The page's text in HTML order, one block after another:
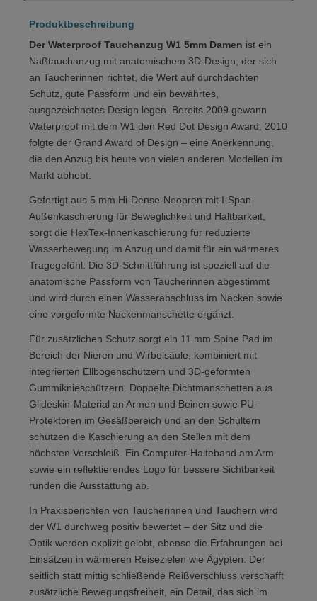
Produktbeschreibung
Der Waterproof Tauchanzug W1 5mm Damen ist ein
Naßtauchanzug mit anatomischem 3D-Design, der sich
an Taucherinnen richtet, die Wert auf durchdachten
Schutz, gute Passform und ein bewährtes,
ausgezeichnetes Design legen. Bereits 2009 gewann
Waterproof mit dem W1 den Red Dot Design Award, 2010
folgte der Grand Award of Design – eine Anerkennung,
die den Anzug bis heute von vielen anderen Modellen im
Markt abhebt.
Gefertigt aus 5 mm Hi-Dense-Neopren mit I-Span-
Außenkaschierung für Beweglichkeit und Haltbarkeit,
sorgt die HexTex-Innenkaschierung für reduzierte
Wasserbewegung im Anzug und damit für ein wärmeres
Tragegefühl. Die 3D-Schnittführung ist speziell auf die
anatomische Passform von Taucherinnen abgestimmt
und wird durch einen Wasserabschluss im Nacken sowie
eine vorgeformte Nackenmanschette ergänzt.
Für zusätzlichen Schutz sorgt ein 11 mm Spine Pad im
Bereich der Nieren und Wirbelsäule, kombiniert mit
integrierten Ellbogenschützern und 3D-geformten
Gummiknieschützern. Doppelte Dichtmanschetten aus
Glideskin-Material an Armen und Beinen sowie PU-
Protektoren im Gesäßbereich und an den Schultern
schützen die Kaschierung an den Stellen mit dem
höchsten Verschleiß. Ein Computer-Halteband am Arm
sowie ein reflektierendes Logo für bessere Sichtbarkeit
runden die Ausstattung ab.
In Praxisberichten von Taucherinnen und Tauchern wird
der W1 durchweg positiv bewertet – der Sitz und die
Optik werden explizit gelobt, ebenso die Erfahrungen bei
Einsätzen in wärmeren Reisezielen wie Ägypten. Der
seitlich statt mittig schließende Reißverschluss verschafft
zusätzliche Bewegungsfreiheit, ein Detail, das sich im